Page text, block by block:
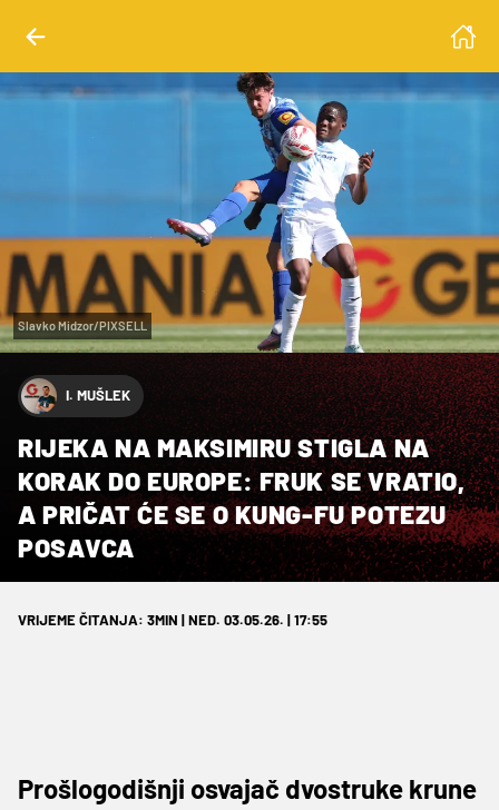
Slavko Midzor/PIXSELL
I. MUŠLEK
RIJEKA NA MAKSIMIRU STIGLA NA
KORAK DO EUROPE: FRUK SE VRATIO,
A PRIČAT ĆE SE O KUNG-FU POTEZU
POSAVCA
VRIJEME ČITANJA: 3MIN | NED. 03.05.26. | 17:55
Prošlogodišnji osvajač dvostruke krune